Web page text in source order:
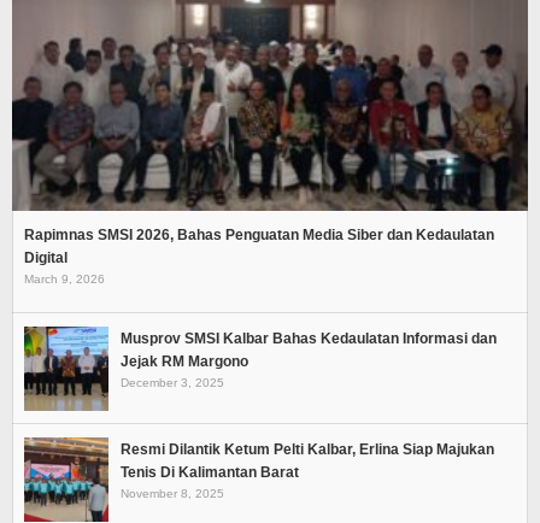
Rapimnas SMSI 2026, Bahas Penguatan Media Siber dan Kedaulatan
Digital
March 9, 2026
Musprov SMSI Kalbar Bahas Kedaulatan Informasi dan
Jejak RM Margono
December 3, 2025
Resmi Dilantik Ketum Pelti Kalbar, Erlina Siap Majukan
Tenis Di Kalimantan Barat
November 8, 2025